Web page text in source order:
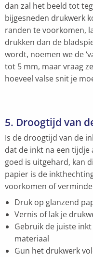
dan zal het beeld tot
bijgesneden drukwerk
randen te voorkomen,
drukken dan de
wordt, noemen we de
tot 5 mm, maar vraag
hoeveel valse snit je
5. Droogtijd van
Is de droogtijd van de
dat de inkt na een tijdje
goed is uitgehard, kan
papier is de
voorkomen of
Druk op glanzend
Vernis of lak je
Gebruik de juiste
materiaal
Gun het drukwerk